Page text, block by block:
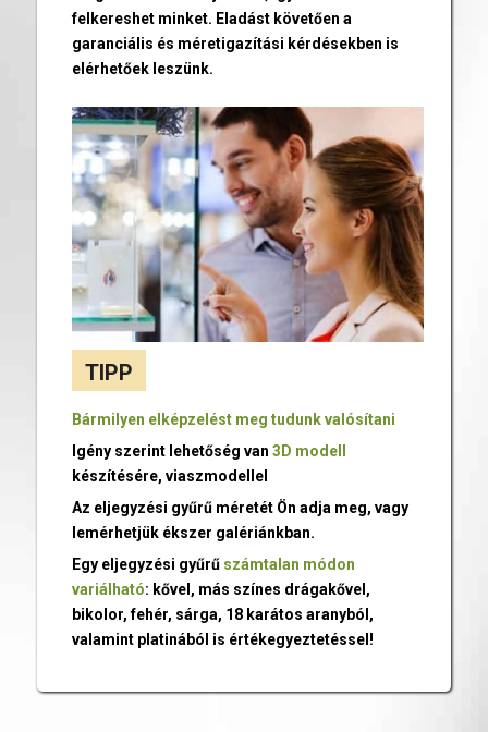
felkereshet minket. Eladást követően a
garanciális és méretigazítási kérdésekben is
elérhetőek leszünk.
TIPP
Bármilyen elképzelést meg tudunk valósítani
Igény szerint lehetőség van 3D modell
készítésére, viaszmodellel
Az eljegyzési gyűrű méretét Ön adja meg, vagy
lemérhetjük ékszer galériánkban.
Egy eljegyzési gyűrű számtalan módon
variálható: kővel, más színes drágakővel,
bikolor, fehér, sárga, 18 karátos aranyból,
valamint platinából is értékegyeztetéssel!